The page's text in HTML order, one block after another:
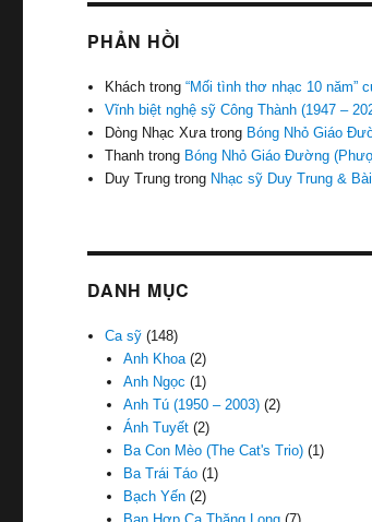
PHẢN HỒI
Khách trong“Mối tình thơ nhạc 10 năm”
Vĩnh biệt nghệ sỹ Công Thành (1947 –
Dòng Nhạc Xưatrong Bóng Nhỏ Giáo
Thanh trong Bóng Nhỏ Giáo Đường
Duy Trung trong Nhạc sỹ Duy Trung &
DANH MỤC
Ca sỹ (148)
Anh Khoa(2)
Anh Ngọc (1)
Anh Tú (1950 – 2003)(2)
Ánh Tuyết(2)
Ba Con Mèo (The Cat's Trio)(1)
Ba Trái Táo(1)
Bạch Yến(2)